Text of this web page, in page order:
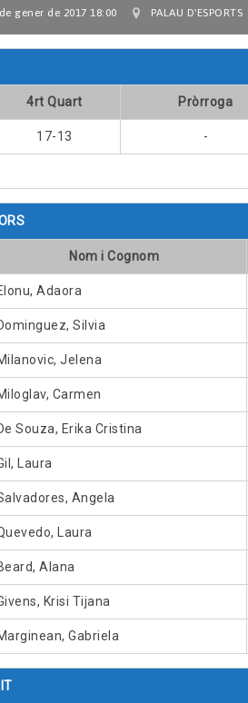
gener de 2017 18:00 PALAU D'ESPORTS
4rt Quart Pròrroga
17-13 -
Nom i Cognom
Adaora
Silvia
Jelena
Carmen
Souza, Erika Cristina
Laura
Angela
Laura
Alana
Krisi Tijana
Gabriela